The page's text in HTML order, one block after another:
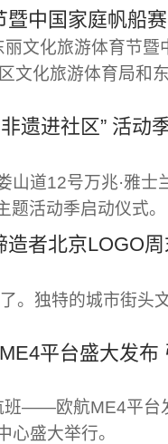
中国家庭帆船
文化旅游体育节暨
文化旅游体育局和
遗进社区” 活动
山道12号万兆·雅士
题活动季启动仪式。
者北京LOGO
。独特的城市街头
平台盛大发
班——欧航ME4平台
心盛大举行。